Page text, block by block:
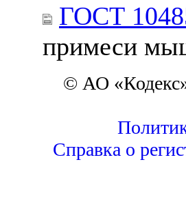
ГОСТ
примеси
© АО
Справка о